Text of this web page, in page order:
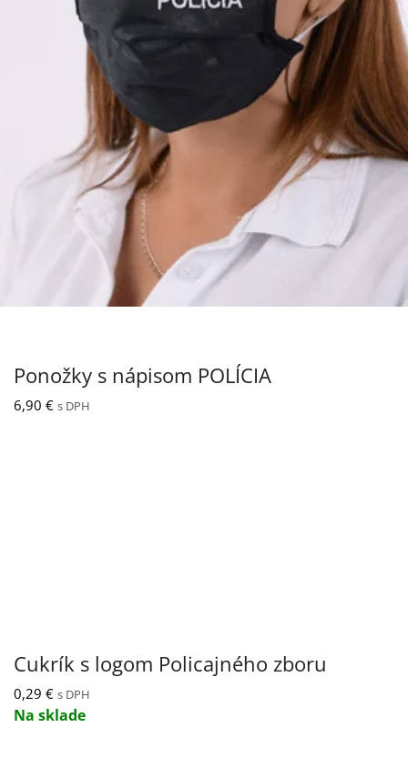
Nášivka POLÍCIA 27×8 cm so suchým
s DPH
Ponožky s nápisom POLÍCIA
6,90 € s DPH
Cukrík s logom Policajného zboru
0,29 € s DPH
Na sklade